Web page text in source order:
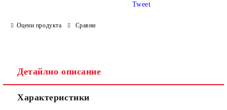
Оцени продукта Сравни
Tweet
Детайлно описание
Характеристики